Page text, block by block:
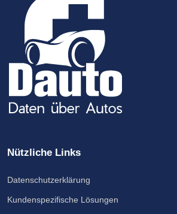
Nützliche Links
Datenschutzerklärung
Kundenspezifische Lösungen